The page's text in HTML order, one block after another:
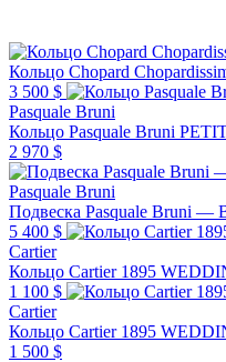
Кольцо Chopard
3 500 $
Pasquale Bruni
Кольцо Pasquale Bruni
2 970 $
Pasquale Bruni
Подвеска Pasquale Bruni —
5 400 $
Cartier
Кольцо Cartier 1895
1 100 $
Cartier
Кольцо Cartier 1895
1 500 $